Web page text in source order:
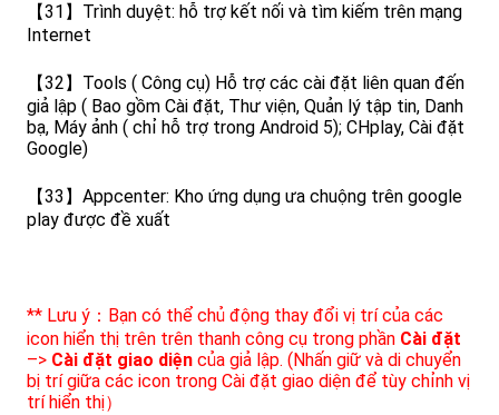
【31】Trình duyệt: hỗ trợ kết nối và tìm kiếm trên mạng
Internet
【32】Tools ( Công cụ) Hỗ trợ các cài đặt liên quan đến
giả lập ( Bao gồm Cài đặt, Thư viện, Quản lý tập tin, Danh
bạ, Máy ảnh ( chỉ hỗ trợ trong Android 5); CHplay, Cài đặt
Google)
【33】Appcenter: Kho ứng dụng ưa chuộng trên google
play được đề xuất
** Lưu ý：Bạn có thể chủ động thay đổi vị trí của các
icon hiển thị trên trên thanh công cụ trong phần Cài đặt
–> Cài đặt giao diện của giả lập. (Nhấn giữ và di chuyển
bị trí giữa các icon trong Cài đặt giao diện để tùy chỉnh vị
trí hiển thị）